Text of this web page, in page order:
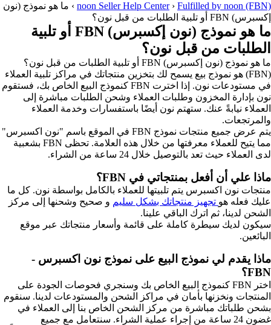
noon Seller Help Center› Fulfilled by noon (FBN)
› ما هو نموذج (نون
إكسبرس) FBN أو تلبية الطلبات من قبل نون؟
ما هو نموذج (نون إكسبرس) FBN أو تلبية
الطلبات من قبل نون؟
ما هو نموذج (نون إكسبرس) FBN أو تلبية الطلبات من قبل نون؟
(FBN) هو نموذج بيع يسمح لك بتخزين منتجاتك في مراكز تلبية العملاء
في مستودعات نون. إذا اخترت FBN كنموذج البيع الخاص بك، فستقوم
نون بإدارة المخزون وطلبات العملاء وشحن الطلبات مباشرة إلى
العملاء نيابةً عنك. ستهتم نون أيضًا باستفسارات وخدمة العملاء
والمرتجعات.
يتم عرض جميع منتجات نموذج FBN في الموقع باسم "نون اكسبرس"
مما يتيح للعملاء معرفتها من خلال هذه العلامة. تحظى FBN بشعبية
لدى العملاء حيث تعد بالتوصيل خلال 24 ساعة من الشراء.
ماذا علي أن أفعل بمنتجاتي في FBN؟
منتجات نون اكسبرس يتم تلبيتها للعملاء بالكامل بواسطة نون. كل ما
عليك فعله هو تجهيز منتجاتك بشكل سليم و صحيح وشحنها إلى مركز
الشحن لدينا، ثم اترك الباقي علينا.
سيكون لديك سيطرة كاملة على قائمة وأسعار منتجاتك عبر موقع
البائعين.
ماذا يقدم لي نموذج البيع على نموذج نون اكسبرس -
FBN؟
اختر FBN كنموذج البيع الخاص بك وسنجري فحوصات الجودة على
المنتجات ونخزنها بأمان في مراكز الشحن والمستودعات لدينا. سنقوم
بشحن طلباتك مباشرة من مركز الشحن الخاص بنا إلى العملاء في
غضون 24 ساعة من إجراء عملية الشراء. سنتعامل مع جميع